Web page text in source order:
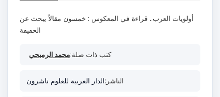
أولويات العرب.. قراءة في المعكوس : خمسون مقالاً يبحث عن
الحقيقة
كتب ذات صلة:محمد الرميحي
الناشر:الدار العربية للعلوم ناشرون